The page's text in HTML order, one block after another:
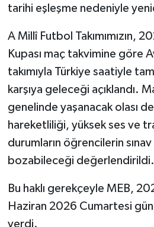
tarihi eşleşme nedeniyle
A Millî Futbol Takımımızın,
Kupası maç takvimine göre
takımıyla Türkiye saatiyle
karşıya geleceği açıklandı.
genelinde yaşanacak olası
hareketliliği, yüksek ses ve
durumların öğrencilerin
bozabileceği değerlendirildi.
Bu haklı gerekçeyle MEB,
Haziran 2026 Cumartesi
verdi.
SAĞLIK
Savaştepe
SEYAHAT
SİYASET
Sındırgı